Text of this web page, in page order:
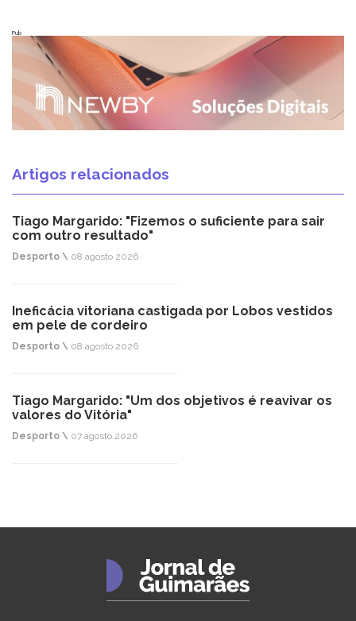
Pub
Artigos relacionados
Tiago Margarido: "Fizemos o suficiente para sair
com outro resultado"
Desporto \ 08 agosto 2026
Ineficácia vitoriana castigada por Lobos vestidos
em pele de cordeiro
Desporto \ 08 agosto 2026
Tiago Margarido: "Um dos objetivos é reavivar os
valores do Vitória"
Desporto \ 07 agosto 2026